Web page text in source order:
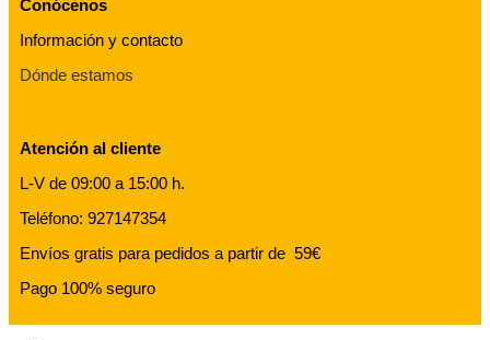
Conócenos
Información y contacto
Dónde estamos
Atención al cliente
L-V de 09:00 a 15:00 h.
Teléfono: 927147354
Envíos gratis para pedidos a partir de 59€
Pago 100% seguro